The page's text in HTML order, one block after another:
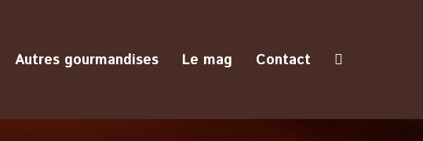
Autres gourmandises Le mag Contact